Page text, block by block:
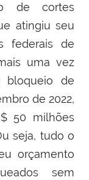
de cortes
atingiu seu
federais de
uma vez
bloqueio de
de 2022,
50 milhões
seja, tudo o
orçamento
sem